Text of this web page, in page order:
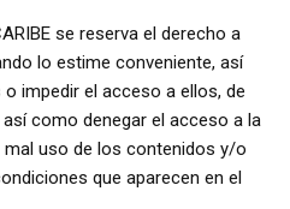
se reserva el derecho a
lo estime conveniente, así
impedir el acceso a ellos, de
como denegar el acceso a la
mal uso de los contenidos y/o
que aparecen en el